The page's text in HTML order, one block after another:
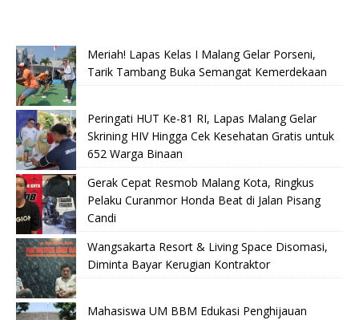
Meriah! Lapas Kelas I Malang Gelar Porseni,
Tarik Tambang Buka Semangat Kemerdekaan
Peringati HUT Ke-81 RI, Lapas Malang Gelar
Skrining HIV Hingga Cek Kesehatan Gratis untuk
652 Warga Binaan
Gerak Cepat Resmob Malang Kota, Ringkus
Pelaku Curanmor Honda Beat di Jalan Pisang
Candi
Wangsakarta Resort & Living Space Disomasi,
Diminta Bayar Kerugian Kontraktor
Mahasiswa UM BBM Edukasi Penghijauan